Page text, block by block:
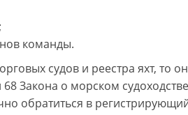
команды.
судов и реестра яхт, то
68 Закона о морском
обратиться в